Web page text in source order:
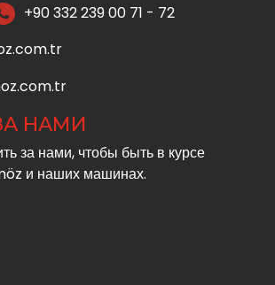
+90 332 239 00 71 - 72
НАМИ
за нами, чтобы быть в курсе
и наших машинах.